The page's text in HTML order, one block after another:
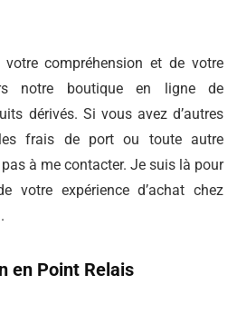
compréhension et de votre
notre boutique en ligne de
dérivés. Si vous avez d’autres
frais de port ou toute autre
à me contacter. Je suis là pour
votre expérience d’achat chez
en Point Relais